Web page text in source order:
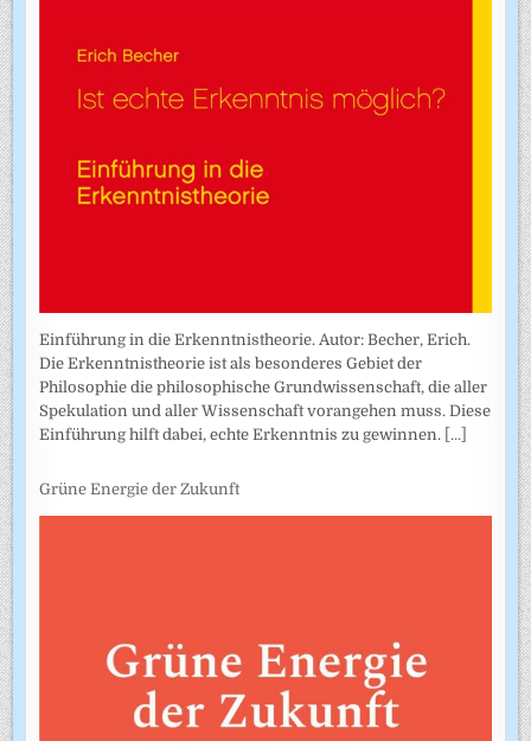
Einführung in die Erkenntnistheorie. Autor: Becher, Erich.
Die Erkenntnistheorie ist als besonderes Gebiet der
Philosophie die philosophische Grundwissenschaft, die aller
Spekulation und aller Wissenschaft vorangehen muss. Diese
Einführung hilft dabei, echte Erkenntnis zu gewinnen. [...]
Grüne Energie der Zukunft